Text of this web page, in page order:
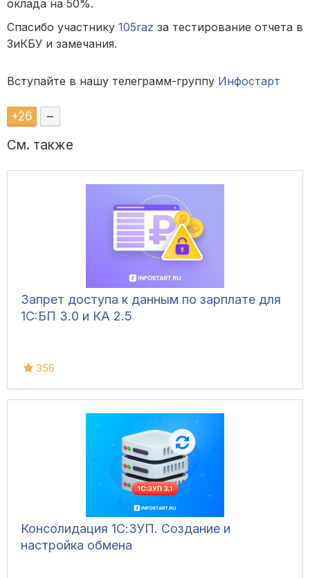
оклада на 50%.
Спасибо участнику 105raz за тестирование отчета в
ЗиКБУ и замечания.
Вступайте в нашу телеграмм-группу Инфостарт
+26 –
См. также
Запрет доступа к данным по зарплате для
1C:БП 3.0 и КА 2.5
356
Консолидация 1С:ЗУП. Создание и
настройка обмена